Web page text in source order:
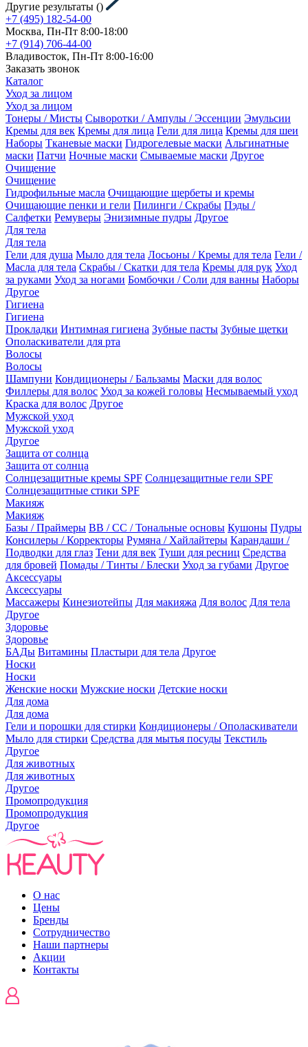
Другие результаты ()
+7 (495) 182-54-00
Москва, Пн-Пт 8:00-18:00
+7 (914) 706-44-00
Владивосток, Пн-Пт 8:00-16:00
Заказать звонок
Каталог
Уход за лицом
Уход за лицом
Тонеры / Мисты Сыворотки / Ампулы / Эссенции Эмульсии
Кремы для век Кремы для лица Гели для лица Кремы для шеи
Наборы Тканевые маски Гидрогелевые маски Альгинатные
маски Патчи Ночные маски Смываемые маски Другое
Очищение
Очищение
Гидрофильные масла Очищающие щербеты и кремы
Очищающие пенки и гели Пилинги / Скрабы Пэды /
Салфетки Ремуверы Энизимные пудры Другое
Для тела
Для тела
Гели для душа Мыло для тела Лосьоны / Кремы для тела Гели /
Масла для тела Скрабы / Скатки для тела Кремы для рук Уход
за руками Уход за ногами Бомбочки / Соли для ванны Наборы
Другое
Гигиена
Гигиена
Прокладки Интимная гигиена Зубные пасты Зубные щетки
Ополаскиватели для рта
Волосы
Волосы
Шампуни Кондиционеры / Бальзамы Маски для волос
Филлеры для волос Уход за кожей головы Несмываемый уход
Краска для волос Другое
Мужской уход
Мужской уход
Другое
Защита от солнца
Защита от солнца
Солнцезащитные кремы SPF Солнцезащитные гели SPF
Солнцезащитные стики SPF
Макияж
Макияж
Базы / Праймеры BB / CC / Тональные основы Кушоны Пудры
Консилеры / Корректоры Румяна / Хайлайтеры Карандаши /
Подводки для глаз Тени для век Туши для ресниц Средства
для бровей Помады / Тинты / Блески Уход за губами Другое
Аксессуары
Аксессуары
Массажеры Кинезиотейпы Для макияжа Для волос Для тела
Другое
Здоровье
Здоровье
БАДы Витамины Пластыри для тела Другое
Носки
Носки
Женские носки Мужские носки Детские носки
Для дома
Для дома
Гели и порошки для стирки Кондиционеры / Ополаскиватели
Мыло для стирки Средства для мытья посуды Текстиль
Другое
Для животных
Для животных
Другое
Промопродукция
Промопродукция
Другое
О нас
Цены
Бренды
Сотрудничество
Наши партнеры
Акции
Контакты